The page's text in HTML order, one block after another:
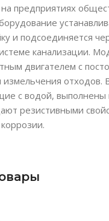
на предприятиях
и подсоединяется
канализации.
двигателем с
измельчения отходов.
с водой,
резистивными